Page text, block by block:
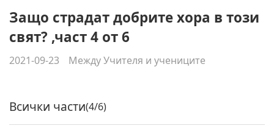
Защо страдат добрите хора в този
свят? ,част 4 от 6
2021-09-23 Между Учителя и учениците
Всички части(4/6)